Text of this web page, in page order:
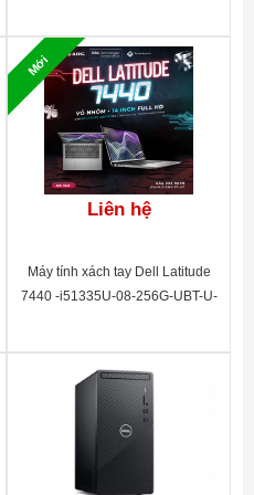
Jack
USB 3.1 Gen 1 Type-C
USB 3.1 Gen 1 Type-A
A
USB 3.1 Gen 1 Type-A
surround
surround
PCIex4, 2X PCIex1
(802.11ac + Bluetooth
Mới
Liên hệ
Máy tính xách tay Dell Latitude
7440 -i51335U-08-256G-UBT-U-